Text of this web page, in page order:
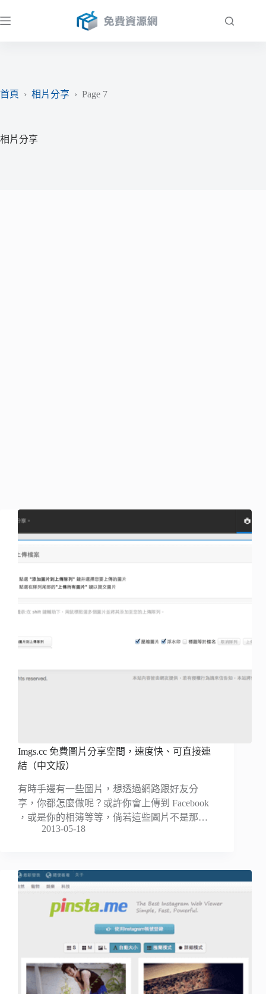
至
首頁
› 相片分享 › Page 7
相片分享
Imgs.cc 免費圖片分享空間，速度快、可直接連
結（中文版）
有時手邊有一些圖片，想透過網路跟好友分
享，你都怎麼做呢？或許你會上傳到 Facebook
，或是你的相簿等等，倘若這些圖片不是那…
2013-05-18